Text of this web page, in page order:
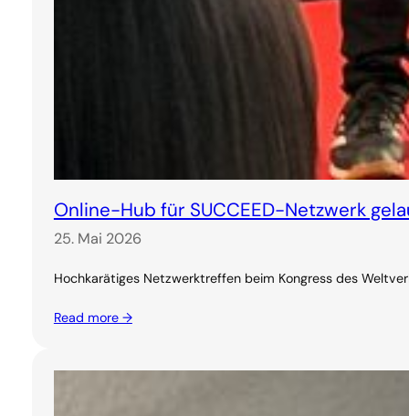
Online-Hub für SUCCEED-Netzwerk
25. Mai 2026
Hochkarätiges Netzwerktreffen beim Kongress des
Read more →